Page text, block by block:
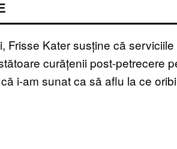
Frisse Kater susține că
curățenii post-petrecere
i-am sunat ca să aflu la ce